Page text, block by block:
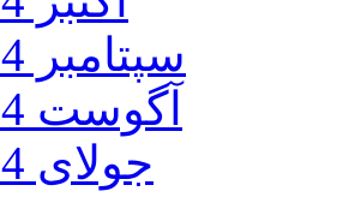
سپتامبر 2014
آگوست 2014
جولای 2014